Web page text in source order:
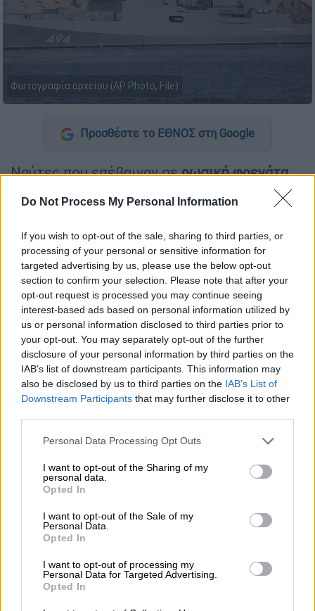
Do Not Process My Personal Information
If you wish to opt-out of the sale, sharing to third parties, or
processing of your personal or sensitive information for
targeted advertising by us, please use the below opt-out
section to confirm your selection. Please note that after your
opt-out request is processed you may continue seeing
interest-based ads based on personal information utilized by
us or personal information disclosed to third parties prior to
your opt-out. You may separately opt-out of the further
disclosure of your personal information by third parties on the
IAB’s list of downstream participants. This information may
also be disclosed by us to third parties on the IAB’s List of
Downstream Participants that may further disclose it to other
Please note that this website/app uses one or more Google
not limited to your visit or usage behaviour. You may click to
grant or deny consent to Google and its third-party tags to
use your data for below specified purposes in below Google
consent section.
Personal Data Processing Opt Outs
I want to opt-out of the Sharing of my
personal data.
Opted In
I want to opt-out of the Sale of my
Personal Data.
Opted In
I want to opt-out of processing my
Personal Data for Targeted Advertising.
Opted In
Φωτογραφία αρχείου (AP Photo, File)
Προσθέστε το ΕΘΝΟΣ στη Google
Ναύτες που επέβαιναν σερωσική φρεγάτα
προειδοποιητικά πυρά
εναντίον γιοτπου πλησίασε το πολεμικό
Το βρετανικό υπουργείο Άμυνας ανακοίνωσε
ότιδιερευνάαναφορές σύμφωνα με τις
οποίες ηρωσική φρεγάτα «Admiral
Grigorovich», πυροβόλησε προειδοποιητικά
πυρά σε απόσταση μικρότερη των 500
μέτρων από ένα βρετανικό γιοτ που έπλεε
λίγο πάνω από20 μίλια νότια της Νήσου
Γουάιτ.
Σάλος στην Κύπρο για το «Κράτος
Μαφία»: Οι κατηγορίες κατά
Αναστασιάδη και η απάντηση του
πρώην Προέδρου